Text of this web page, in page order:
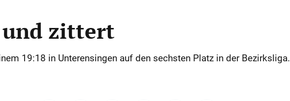
zittert
19:18 in Unterensingen auf den sechsten Platz in der Bezirksliga.